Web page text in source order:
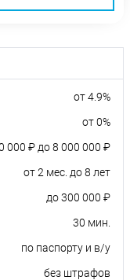
от 4.9%
от 0%
000 ₽ до 8 000 000 ₽
от 2 мес. до 8 лет
до 300 000 ₽
30 мин.
по паспорту и в/у
без штрафов